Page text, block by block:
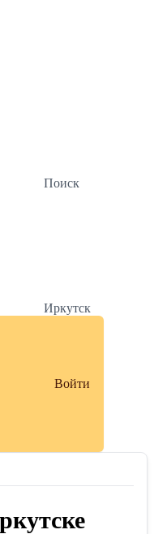
Поиск
Иркутск
Войти